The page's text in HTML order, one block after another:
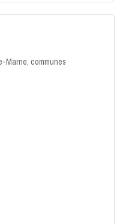
Marne, communes